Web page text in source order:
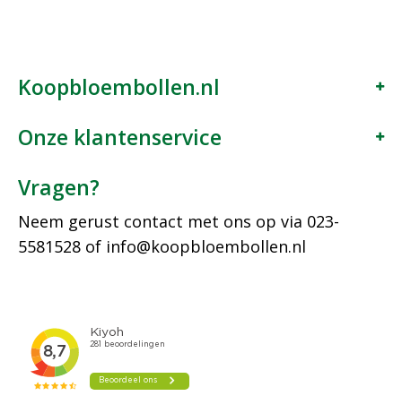
Koopbloembollen.nl
Onze klantenservice
Vragen?
Neem gerust contact met ons op via 023-
5581528 of info@koopbloembollen.nl